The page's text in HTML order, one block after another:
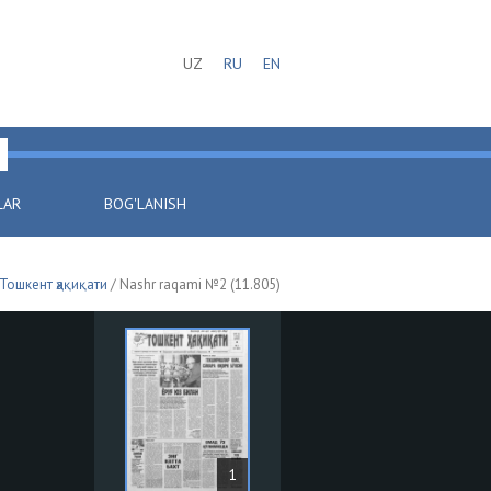
UZ RU EN
BOG'LANISH
Тошкент ҳақиқати / Nashr raqami №2 (11.805)
1